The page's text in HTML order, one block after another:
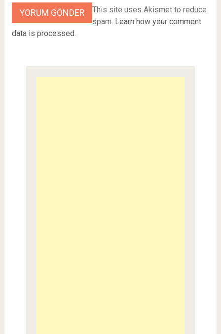
This site uses Akismet to reduce
spam. Learn how your comment
data is processed